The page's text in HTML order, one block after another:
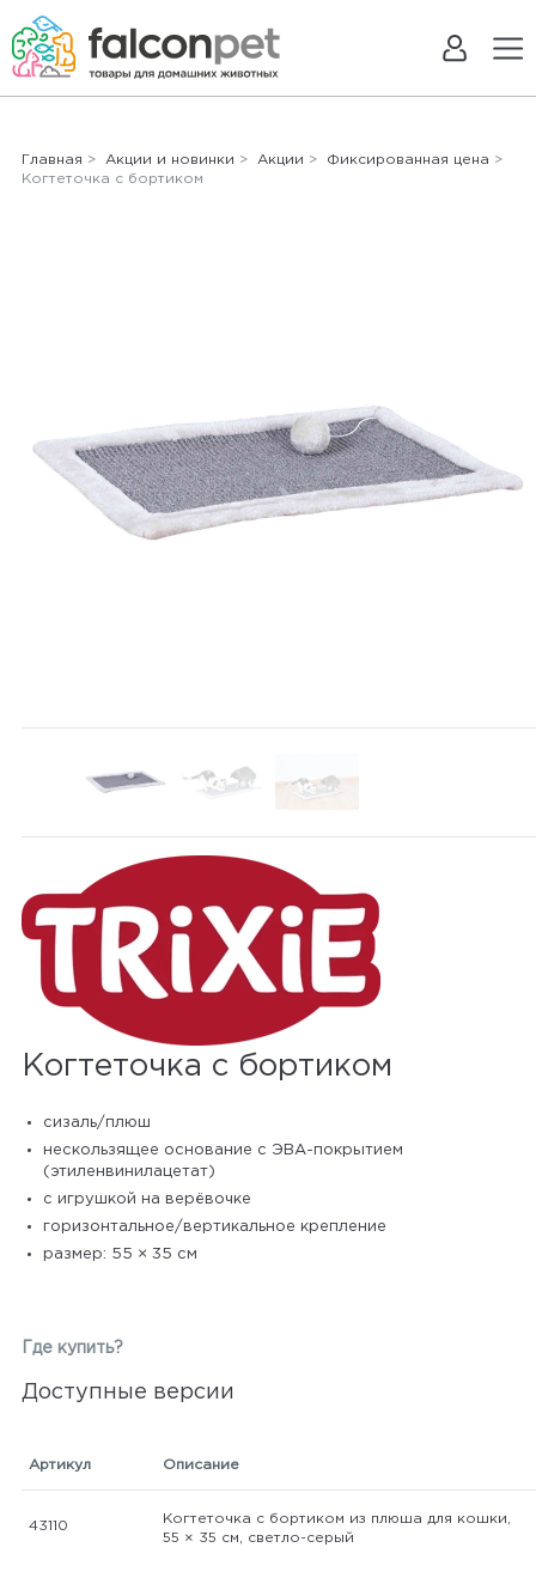
Главная > Акции и новинки > Акции > Фиксированная цена >
Когтеточка с бортиком
Когтеточка с бортиком
сизаль/плюш
нескользящее основание с ЭВА-покрытием
(этиленвинилацетат)
с игрушкой на верёвочке
горизонтальное/вертикальное крепление
размер: 55 × 35 см
Где купить?
Доступные версии
Артикул Описание
43110
Когтеточка с бортиком из плюша для кошки,
55 × 35 см, светло-серый